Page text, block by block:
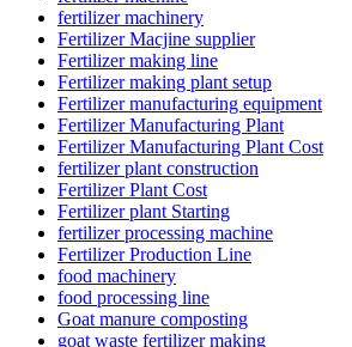
fertilizer machinery
Fertilizer Macjine supplier
Fertilizer making line
Fertilizer making plant setup
Fertilizer manufacturing equipment
Fertilizer Manufacturing Plant
Fertilizer Manufacturing Plant Cost
fertilizer plant construction
Fertilizer Plant Cost
Fertilizer plant Starting
fertilizer processing machine
Fertilizer Production Line
food machinery
food processing line
Goat manure composting
goat waste fertilizer making